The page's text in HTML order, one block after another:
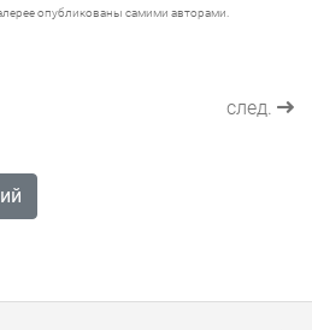
опубликованы самими авторами.
след.